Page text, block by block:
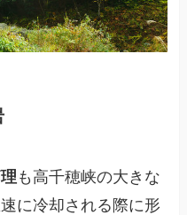
も高千穂峡の大きな
に冷却される際に形